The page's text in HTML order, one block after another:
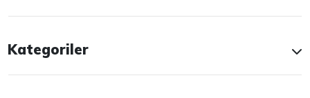
Kategoriler